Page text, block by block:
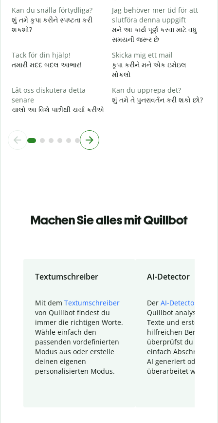
Kan du snälla förtydliga?
શું તમે કૃપા કરીને સ્પષ્ટતા કરી
શકશો?
Jag behöver mer tid för att
slutföra denna uppgift
મને આ કાર્ય પૂર્ણ કરવા માટે વધુ
સમયની જરૂર છે
Tack för din hjälp!
તમારી મદદ બદલ આભાર!
Skicka mig ett mail
કૃપા કરીને મને એક ઇમેઇલ
મોકલો
Låt oss diskutera detta
senare
ચાલો આ વિશે પછીથી ચર્ચા કરીએ
Kan du upprepa det?
શું તમે તે પુનરાવર્તન કરી શકો છો?
Machen Sie alles mit Quillbot
Textumschreiber
Mit dem Textumschreiber
von Quillbot findest du
immer die richtigen Worte.
Wähle einfach den
passenden vordefinierten
Modus aus oder erstelle
deinen eigenen
personalisierten Modus.
AI-Detector
Der AI-Detector
Quillbot analysiert
Texte und erstellt
hilfreichen Bericht.
überprüfst du
einfach Abschnitte,
AI generiert oder
überarbeitet wurden.